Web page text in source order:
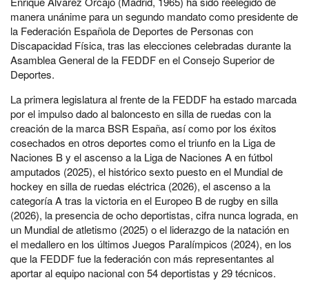
manera unánime para un segundo mandato como presidente de
la Federación Española de Deportes de Personas con
Discapacidad Física, tras las elecciones celebradas durante la
Asamblea General de la FEDDF en el Consejo Superior de
Deportes.
La primera legislatura al frente de la FEDDF ha estado marcada
por el impulso dado al baloncesto en silla de ruedas con la
creación de la marca BSR España, así como por los éxitos
cosechados en otros deportes como el triunfo en la Liga de
Naciones B y el ascenso a la Liga de Naciones A en fútbol
amputados (2025), el histórico sexto puesto en el Mundial de
hockey en silla de ruedas eléctrica (2026), el ascenso a la
categoría A tras la victoria en el Europeo B de rugby en silla
(2026), la presencia de ocho deportistas, cifra nunca lograda, en
un Mundial de atletismo (2025) o el liderazgo de la natación en
el medallero en los últimos Juegos Paralímpicos (2024), en los
que la FEDDF fue la federación con más representantes al
aportar al equipo nacional con 54 deportistas y 29 técnicos.